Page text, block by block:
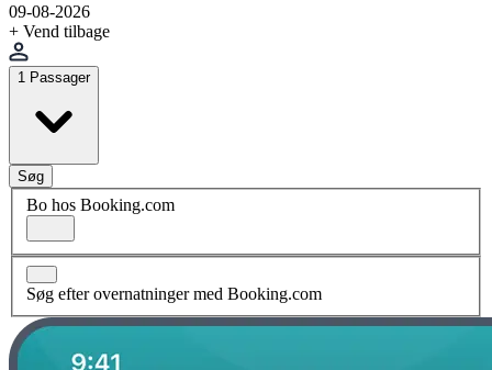
09-08-2026
+ Vend tilbage
1 Passager
Søg
Bo hos Booking.com
Søg efter overnatninger med Booking.com